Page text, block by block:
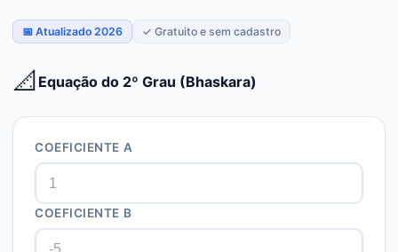
📅 Atualizado 2026 ✓ Gratuito e sem cadastro
📐 Equação do 2º Grau (Bhaskara)
COEFICIENTE A
COEFICIENTE B